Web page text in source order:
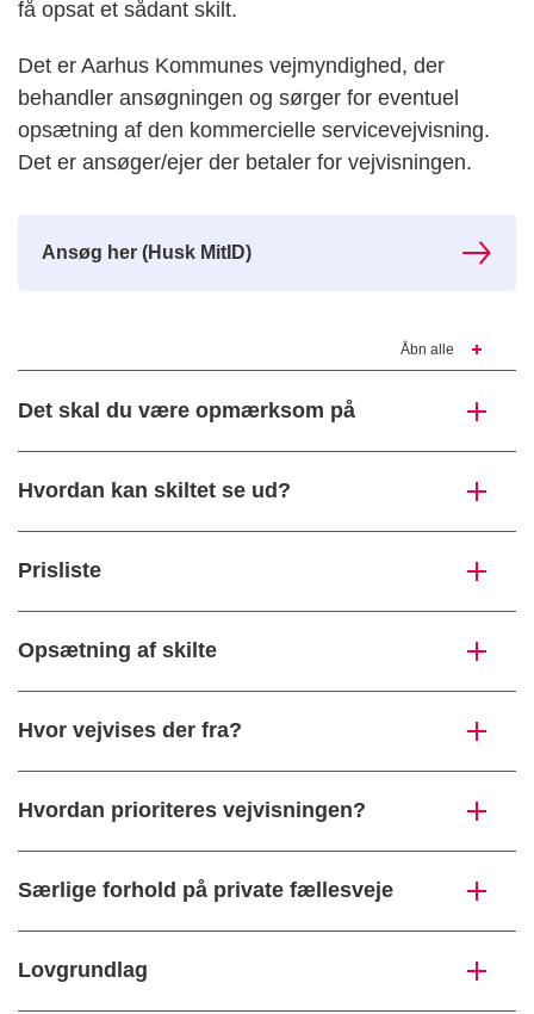
få opsat et sådant skilt.
Det er Aarhus Kommunes vejmyndighed, der
behandler ansøgningen og sørger for eventuel
opsætning af den kommercielle servicevejvisning.
Det er ansøger/ejer der betaler for vejvisningen.
Ansøg her (Husk MitID)
Åbn alle
Det skal du være opmærksom på
Hvordan kan skiltet se ud?
Prisliste
Opsætning af skilte
Hvor vejvises der fra?
Hvordan prioriteres vejvisningen?
Særlige forhold på private fællesveje
Lovgrundlag